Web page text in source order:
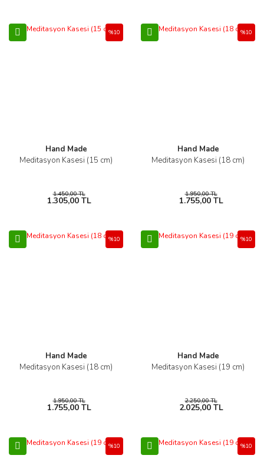
Hand Made
Meditasyon Kasesi (15 cm)
%10
1.450,00 TL
1.305,00 TL
Hand Made
Meditasyon Kasesi (18 cm)
%10
1.950,00 TL
1.755,00 TL
Hand Made
Meditasyon Kasesi (18 cm)
%10
1.950,00 TL
1.755,00 TL
Hand Made
Meditasyon Kasesi (19 cm)
%10
2.250,00 TL
2.025,00 TL
%10 %10